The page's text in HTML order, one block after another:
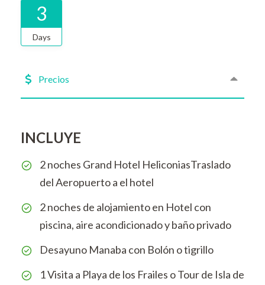
3
Days
Precios
INCLUYE
2 noches Grand Hotel HeliconiasTraslado
del Aeropuerto a el hotel
2 noches de alojamiento en Hotel con
piscina, aire acondicionado y baño privado
Desayuno Manaba con Bolón o tigrillo
1 Visita a Playa de los Frailes o Tour de Isla de